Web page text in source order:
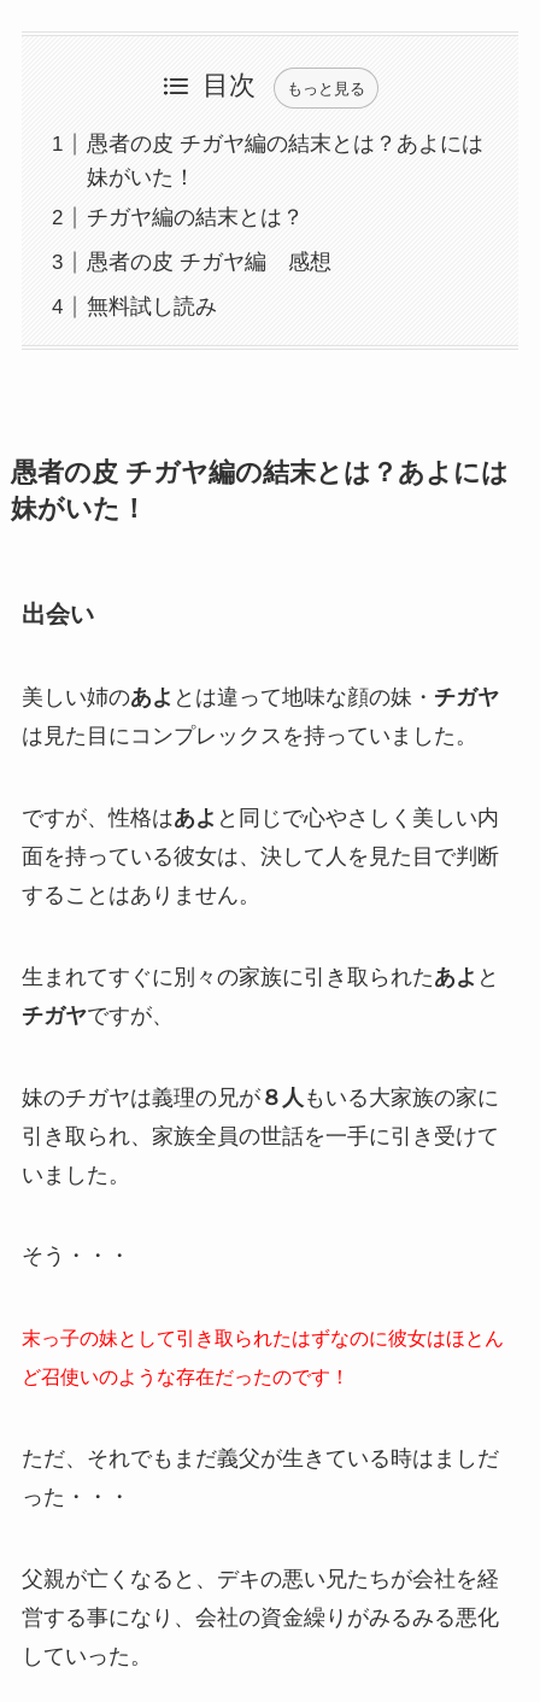
目次 もっと見る
愚者の皮 チガヤ編の結末とは？あよには
妹がいた！
チガヤ編の結末とは？
愚者の皮 チガヤ編 感想
無料試し読み
愚者の皮 チガヤ編の結末とは？あよには
妹がいた！
出会い
美しい姉のあよ とは違って地味な顔の妹・ チガヤ
は見た目にコンプレックスを持っていました。
ですが、性格はあよ と同じで心やさしく美しい内
面を持っている彼女は、決して人を見た目で判断
することはありません。
生まれてすぐに別々の家族に引き取られたあよ と
チガヤですが、
妹のチガヤは義理の兄が８人 もいる大家族の家に
引き取られ、家族全員の世話を一手に引き受けて
いました。
そう・・・
末っ子の妹として引き取られたはずなのに彼女はほとん
ど召使いのような存在だったのです！
ただ、それでもまだ義父が生きている時はましだ
った・・・
父親が亡くなると、デキの悪い兄たちが会社を経
営する事になり、会社の資金繰りがみるみる悪化
していった。